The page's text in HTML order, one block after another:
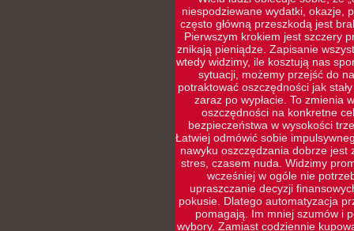
niespodziewane wydatki, okazje,
często główną przeszkodą jest
Pierwszym krokiem jest szczery
znikają pieniądze. Zapisanie
wtedy widzimy, ile kosztują nas
sytuacji, możemy przejść do
potraktować oszczędności jak
zaraz po wypłacie. To zmienia
oszczędności na konkretne
bezpieczeństwa w wysokości
Łatwiej odmówić sobie
nawyku oszczędzania dobrze jest
stres, czasem nuda. Widzimy
wcześniej w ogóle nie
upraszczanie decyzji
pokusie. Dlatego automatyzacja
pomagają. Im mniej szumów i
wybory. Zamiast codziennie